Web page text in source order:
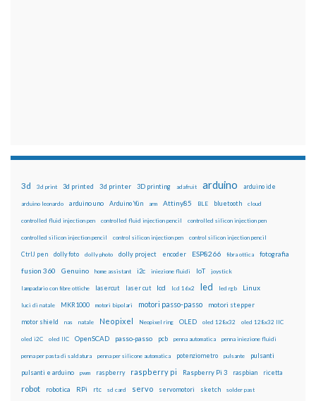
3d 3d print 3d printed 3d printer 3D printing adafruit arduino arduino ide
arduino leonardo arduino uno Arduino Yún arm Attiny85 BLE bluetooth cloud
controlled fluid injection pen controlled fluid injection pencil controlled silicon injection pen
controlled silicon injection pencil control silicon injection pen control silicon injection pencil
CtrlJ pen dolly foto dolly photo dolly project encoder ESP8266 fibra ottica fotografia
fusion 360 Genuino home assistant i2c iniezione fluidi IoT joystick
lampadario con fibre ottiche lasercut laser cut lcd lcd 16x2 led led rgb Linux
luci di natale MKR1000 motori bipolari motori passo-passo motori stepper
motor shield nas natale Neopixel Neopixel ring OLED oled 128x32 oled 128x32 IIC
oled i2C oled IIC OpenSCAD passo-passo pcb penna automatica penna iniezione fluidi
penna per pasta di saldatura penna per silicone automatica potenziometro pulsante pulsanti
pulsanti e arduino pwm raspberry raspberry pi Raspberry Pi 3 raspbian ricetta
robot robotica RPi rtc sd card servo servomotori sketch solder past